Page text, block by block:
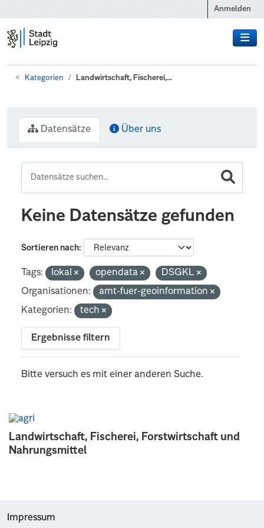
Anmelden
Kategorien Landwirtschaft, Fischerei,...
Landwirtschaft, Fischerei, Forstwirtschaft und
Nahrungsmittel
Datensätze Über uns
Keine Datensätze gefunden
Sortieren nach
Tags: lokal opendata
DSGKL
Organisationen:
amt-fuer-geoinformation
Kategorien:
tech
Ergebnisse filtern
Bitte versuch es mit einer anderen Suche.
Impressum